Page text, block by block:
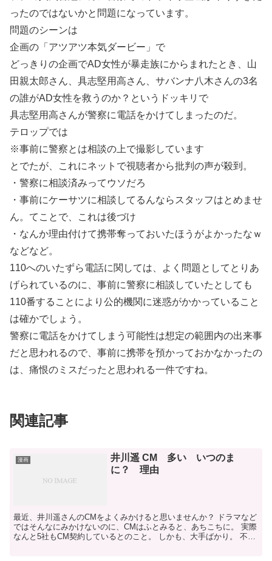
ったのではないかと問題になっています。
問題のシーンは
企画の「アツアツ本気ダービー」で
どっきりの企画でAD女性が暴走族にからまれたとき、山
田親太郎さん、具志堅用高さん、サバンナ八木さんの3名
の誰がAD女性を救うのか？というドッキリで
具志堅用高さんが警察に電話をかけてしまったのだ。
テロップでは
※事前に警察とは相談の上で撮影しています
とでたが、これにネットで視聴者から批判の声が殺到。
・警察に相談済みってウソだろ
・事前にケーサツに相談してるんならスタッフはとめませ
ん。てことで、これは後づけ
・なんか理由付けて携帯奪っておいたほうがよかったなｗ
などなど。
110へのいたずら電話に関しては、よく問題としてとりあ
げられているのに、事前に警察に相談していたとしても
110番することにより公的機関に迷惑がかかっていること
は確かでしょう。
警察に電話をかけてしまう可能性は想定の範囲内の出来事
だと思われるので、事前に携帯を預かっておかなかったの
は、痛恨のミスだったと思われる一件ですね。
関連記事
漫画
井川遥 CM 多い いつのま
に？ 理由
最近、井川遥さんのCMをよくみかけると思いませんか？ ドラマなど
ではそんなにみかけないのに、CMはふとみると、あちこちに。 実際
なんと5社もCM契約しているとのこと。 しかも、大手ばかり。 不思